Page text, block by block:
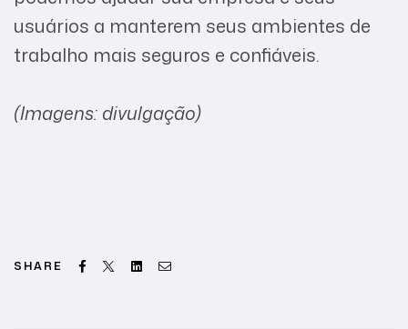
usuários a manterem seus ambientes de
trabalho mais seguros e confiáveis.
(Imagens: divulgação)
SHARE Facebook
Twitter LinkedinEmail